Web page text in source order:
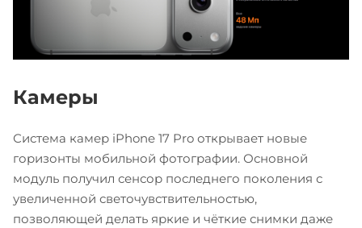
Камеры
Система камер iPhone 17 Pro открывает новые
горизонты мобильной фотографии. Основной
модуль получил сенсор последнего поколения с
увеличенной светочувствительностью,
позволяющей делать яркие и чёткие снимки даже